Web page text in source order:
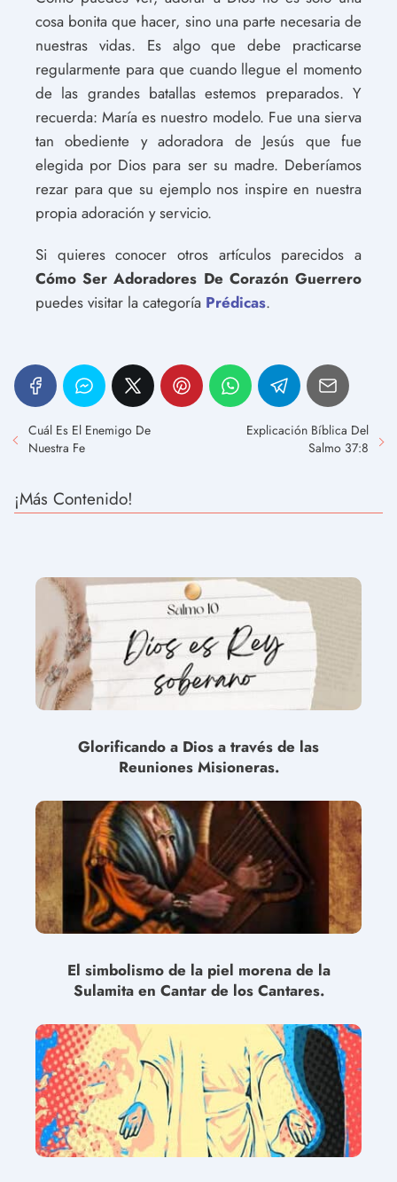
cosa bonita que hacer, sino una parte necesaria de
nuestras vidas. Es algo que debe practicarse
regularmente para que cuando llegue el momento
de las grandes batallas estemos preparados. Y
recuerda: María es nuestro modelo. Fue una sierva
tan obediente y adoradora de Jesús que fue
elegida por Dios para ser su madre. Deberíamos
rezar para que su ejemplo nos inspire en nuestra
propia adoración y servicio.
Si quieres conocer otros artículos parecidos a
Cómo Ser Adoradores De Corazón Guerrero
puedes visitar la categoría Prédicas.
Cuál Es El Enemigo De
Nuestra Fe
Explicación Bíblica Del
Salmo 37:8
¡Más Contenido!
Glorificando a Dios a través de las
Reuniones Misioneras.
El simbolismo de la piel morena de la
Sulamita en Cantar de los Cantares.